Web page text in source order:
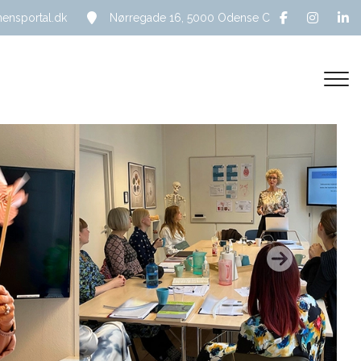
Nørregade 16, 5000 Odense C
Next